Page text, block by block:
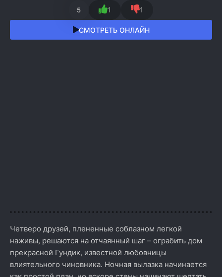
5 1 1
СМОТРЕТЬ ОНЛАЙН
Четверо друзей, плененные соблазном легкой
наживы, решаются на отчаянный шаг – ограбить дом
прекрасной Гундик, известной любовницы
влиятельного чиновника. Ночная вылазка начинается